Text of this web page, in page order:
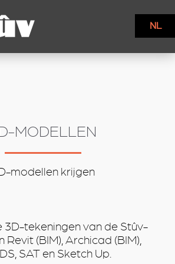
NL
MODELLEN
modellen krijgen
3D-tekeningen van de Stûv-
Revit (BIM), Archicad (BIM),
SAT en Sketch Up.